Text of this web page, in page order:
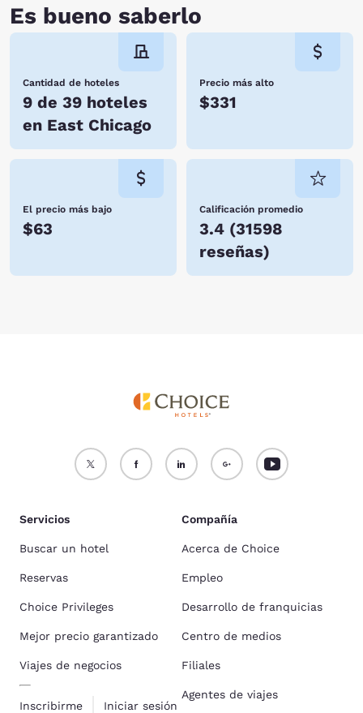
Es bueno saberlo
Cantidad de hoteles
9 de 39 hoteles
en East Chicago
Precio más alto
$331
El precio más bajo
$63
Calificación promedio
3.4 (31598
reseñas)
Servicios
Buscar un hotel
Reservas
Choice Privileges
Mejor precio garantizado
Viajes de negocios
Inscribirme Iniciar sesión
Compañía
Acerca de Choice
Empleo
Desarrollo de franquicias
Centro de medios
Filiales
Agentes de viajes